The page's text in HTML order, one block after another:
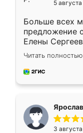
5
Больше всех
предложение
Елены
короткие
для замера
предложил по
Читать полностью
3